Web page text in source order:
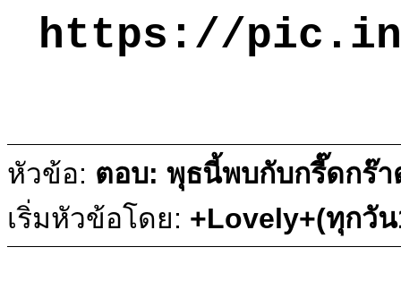
https://pic.in.th/
หัวข้อ: ตอบ: พุธนี้พบกับกรี๊ดกร๊า
เริ่มหัวข้อโดย: +Lovely+(ทุกวั